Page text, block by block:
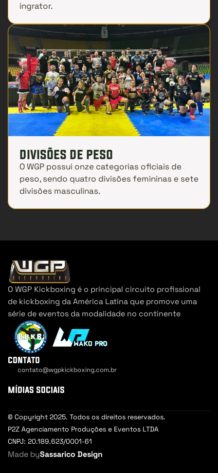
ingrator.
divisões de peso
O WGP possui onze categorias oficiais de
peso, sendo quatro divisões femininas e sete
divisões masculinas.
O WGP Kickboxing é o principal circuito profissional
de kickboxing da América Latina que promove uma
série de eventos da modalidade no continente
contato
contato@wgpkickboxing.com.br
mídias sociais
© Copyright 2025. Todos os direitos reservados.
P2Z Agenciamento Produções e Eventos LTDA
CNPJ: 20.189.623/0001-61
Made bySassarico Design